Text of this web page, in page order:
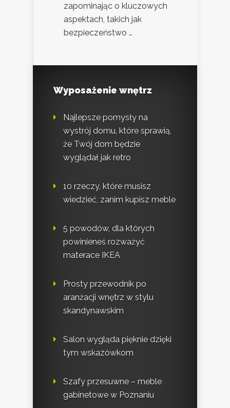
zapominając o kluczowych
aspektach, takich jak
bezpieczeństwo …
Wyposażenie wnętrz
Najlepsze pomysły na
wystrój domu, które sprawią,
że Twój dom będzie
wyglądał jak retro
10 rzeczy, które musisz
wiedzieć, zanim kupisz meble
5 powodów, dla których
powinieneś rozważyć
materace IKEA
Prosty przewodnik po
aranżacji wnętrz w stylu
skandynawskim
Salon wygląda pięknie dzięki
tym wskazówkom
Szafy przesuwne – meble
gabinetowe w Poznaniu